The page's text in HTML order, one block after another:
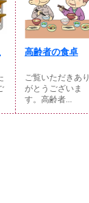
高齢者の食卓
ご覧いただきあり
がとうございま
す。高齢者...